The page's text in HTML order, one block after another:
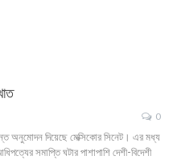
0
অনুমোদন দিয়েছে মেক্সিকোর সিনেট। এর মধ্য
সমাপ্তি ঘটার পাশাপাশি দেশী-বিদেশী